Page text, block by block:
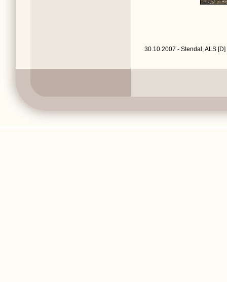
30.10.2007 - Stendal, ALS [D]